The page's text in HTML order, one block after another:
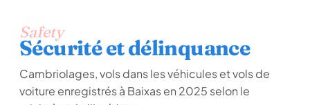
Safety
Sécurité et délinquance
Cambriolages, vols dans les véhicules et vols de
voiture enregistrés à Baixas en 2025 selon le